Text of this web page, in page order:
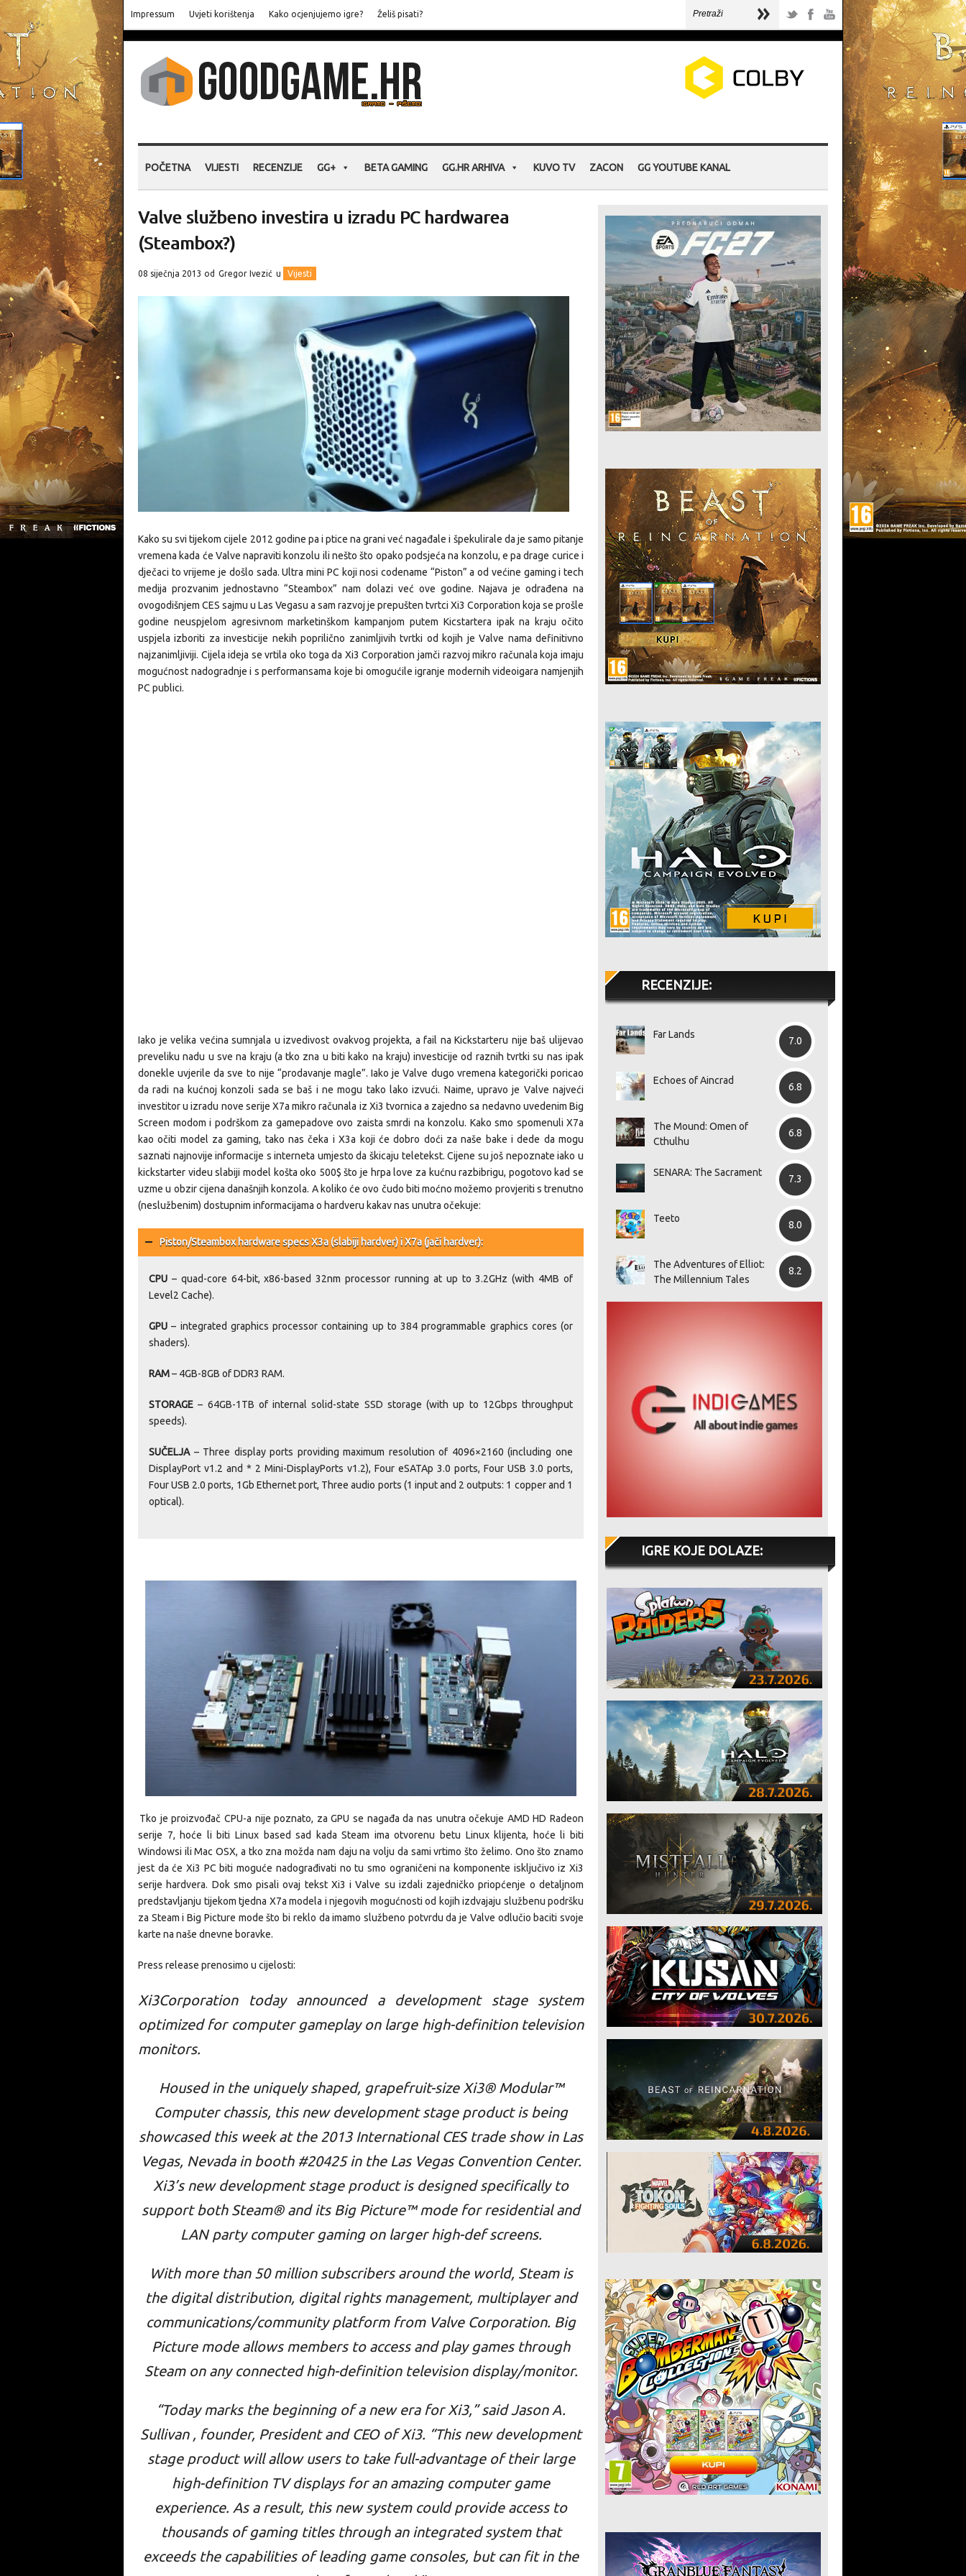
Impressum Uvjeti korištenja Kako ocjenjujemo igre? Želiš pisati?
POČETNA VIJESTI RECENZIJE GG+ BETA GAMING GG.HR ARHIVA KUVO TV ZACON GG YOUTUBE KANAL
Valve službeno investira u izradu PC hardwarea
(Steambox?)
08 siječnja 2013 od Gregor Ivezić u Vijesti
Kako su svi tijekom cijele 2012 godine pa i ptice na grani već nagađale i špekulirale da je samo pitanje
vremena kada će Valve napraviti konzolu ili nešto što opako podsjeća na konzolu, e pa drage curice i
dječaci to vrijeme je došlo sada. Ultra mini PC koji nosi codename “Piston” a od većine gaming i tech
medija prozvanim jednostavno “Steambox” nam dolazi već ove godine. Najava je odrađena na
ovogodišnjem CES sajmu u Las Vegasu a sam razvoj je prepušten tvrtci Xi3 Corporation koja se prošle
godine neuspjelom agresivnom marketinškom kampanjom putem Kicstartera ipak na kraju očito
uspjela izboriti za investicije nekih poprilično zanimljivih tvrtki od kojih je Valve nama definitivno
najzanimljiviji. Cijela ideja se vrtila oko toga da Xi3 Corporation jamči razvoj mikro računala koja imaju
mogućnost nadogradnje i s performansama koje bi omogućile igranje modernih videoigara namjenjih
PC publici.
Iako je velika većina sumnjala u izvedivost ovakvog projekta, a fail na Kickstarteru nije baš ulijevao
preveliku nadu u sve na kraju (a tko zna u biti kako na kraju) investicije od raznih tvrtki su nas ipak
donekle uvjerile da sve to nije “prodavanje magle”. Iako je Valve dugo vremena kategorički poricao
da radi na kućnoj konzoli sada se baš i ne mogu tako lako izvući. Naime, upravo je Valve najveći
investitor u izradu nove serije X7a mikro računala iz Xi3 tvornica a zajedno sa nedavno uvedenim Big
Screen modom i podrškom za gamepadove ovo zaista smrdi na konzolu. Kako smo spomenuli X7a
kao očiti model za gaming, tako nas čeka i X3a koji će dobro doći za naše bake i dede da mogu
saznati najnovije informacije s interneta umjesto da škicaju teletekst. Cijene su još nepoznate iako u
kickstarter videu slabiji model košta oko 500$ što je hrpa love za kućnu razbibrigu, pogotovo kad se
uzme u obzir cijena današnjih konzola. A koliko će ovo čudo biti moćno možemo provjeriti s trenutno
(neslužbenim) dostupnim informacijama o hardveru kakav nas unutra očekuje:
Piston/Steambox hardware specs X3a (slabiji hardver) i X7a (jači hardver):
CPU – quad-core 64-bit, x86-based 32nm processor running at up to 3.2GHz (with 4MB of
Level2 Cache).
GPU – integrated graphics processor containing up to 384 programmable graphics cores (or
shaders).
RAM– 4GB-8GB of DDR3 RAM.
STORAGE – 64GB-1TB of internal solid-state SSD storage (with up to 12Gbps throughput
speeds).
SUČELJA– Three display ports providing maximum resolution of 4096×2160 (including one
DisplayPort v1.2 and * 2 Mini-DisplayPorts v1.2), Four eSATAp 3.0 ports, Four USB 3.0 ports,
Four USB 2.0 ports, 1Gb Ethernet port, Three audio ports (1 input and 2 outputs: 1 copper and 1
optical).
Tko je proizvođač CPU-a nije poznato, za GPU se nagađa da nas unutra očekuje AMD HD Radeon
serije 7, hoće li biti Linux based sad kada Steam ima otvorenu betu Linux klijenta, hoće li biti
Windowsi ili Mac OSX, a tko zna možda nam daju na volju da sami vrtimo što želimo. Ono što znamo
jest da će Xi3 PC biti moguće nadograđivati no tu smo ograničeni na komponente isključivo iz Xi3
serije hardvera. Dok smo pisali ovaj tekst Xi3 i Valve su izdali zajedničko priopćenje o detaljnom
predstavljanju tijekom tjedna X7a modela i njegovih mogućnosti od kojih izdvajaju službenu podršku
za Steam i Big Picture mode što bi reklo da imamo službeno potvrdu da je Valve odlučio baciti svoje
karte na naše dnevne boravke.
Press release prenosimo u cijelosti:
Xi3Corporation today announced a development stage system
optimized for computer gameplay on large high-definition television
monitors.
Housed in the uniquely shaped, grapefruit-size Xi3® Modular™
Computer chassis, this new development stage product is being
showcased this week at the 2013 International CES trade show in Las
Vegas, Nevada in booth #20425 in the Las Vegas Convention Center.
Xi3’s new development stage product is designed specifically to
support both Steam® and its Big Picture™ mode for residential and
LAN party computer gaming on larger high-def screens.
With more than 50 million subscribers around the world, Steam is
the digital distribution, digital rights management, multiplayer and
communications/community platform from Valve Corporation. Big
Picture mode allows members to access and play games through
Steam on any connected high-definition television display/monitor.
“Today marks the beginning of a new era for Xi3,” said Jason A.
Sullivan , founder, President and CEO of Xi3. “This new development
stage product will allow users to take full-advantage of their large
high-definition TV displays for an amazing computer game
experience. As a result, this new system could provide access to
thousands of gaming titles through an integrated system that
exceeds the capabilities of leading game consoles, but can fit in the
RECENZIJE:
Far Lands
7.0
Echoes of Aincrad
6.8
The Mound: Omen of
Cthulhu
6.8
SENARA: The Sacrament
7.3
Teeto
8.0
The Adventures of Elliot:
The Millennium Tales
8.2
IGRE KOJE DOLAZE: